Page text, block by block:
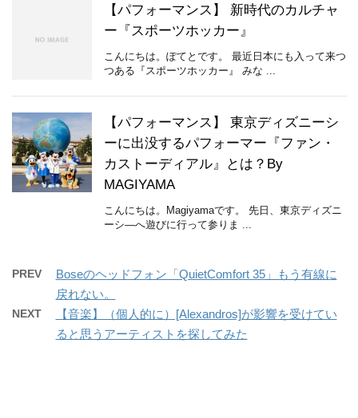
【パフォーマンス】 新時代のカルチャ
ー『スポーツホッカー』
こんにちは。ぽてとです。 最近日本にも入って来つ
つある『スポーツホッカー』 みな ...
【パフォーマンス】 東京ディズニーシ
ーに出没するパフォーマー『ファン・
カストーディアル』とは？By
MAGIYAMA
こんにちは。Magiyamaです。 先日、東京ディズニ
ーシ―へ遊びに行って参りま ...
PREV
Boseのヘッドフォン「QuietComfort 35」もう有線に
戻れない。
NEXT
【音楽】（個人的に）[Alexandros]が影響を受けてい
ると思うアーティストを探してみた